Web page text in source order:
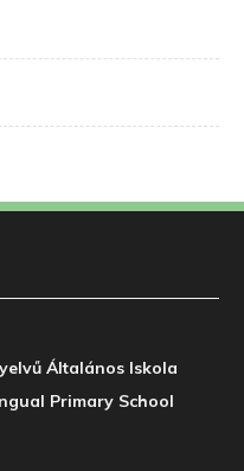
Általános Iskola
Primary School